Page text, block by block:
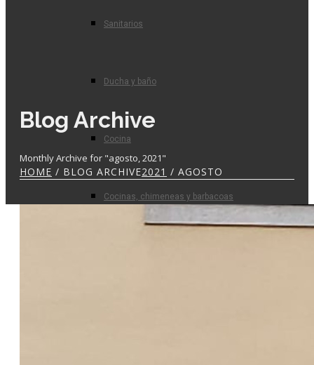
Sanitarios
Ducha y baño
Cocina
Cocinas, chimeneas y barbacoas
Blog Archive
Monthly Archive for "agosto, 2021"
HOME / BLOG ARCHIVE2021 / AGOSTO